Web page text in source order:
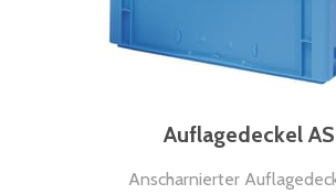
Auflagedeckel
Anscharnierter